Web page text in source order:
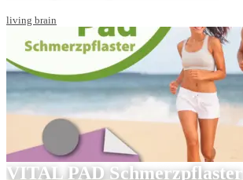
living brain
VITAL PAD Schmerzpflaster